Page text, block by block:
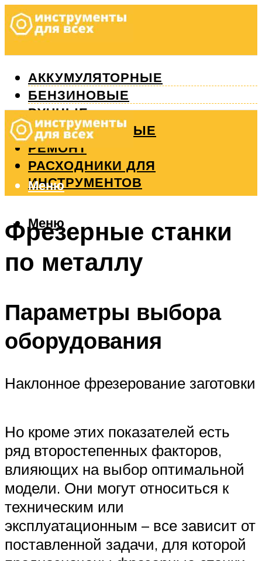
АККУМУЛЯТОРНЫЕ
БЕНЗИНОВЫЕ
РУЧНЫЕ
ИЗМЕРИТЕЛЬНЫЕ
РЕМОНТ
РАСХОДНИКИ ДЛЯ
ИНСТРУМЕНТОВ
Меню
Меню
Фрезерные станки
по металлу
Параметры выбора
оборудования
Наклонное фрезерование заготовки
Но кроме этих показателей есть
ряд второстепенных факторов,
влияющих на выбор оптимальной
модели. Они могут относиться к
техническим или
эксплуатационным – все зависит от
поставленной задачи, для которой